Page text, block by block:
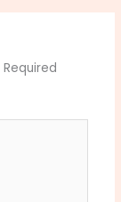
Required